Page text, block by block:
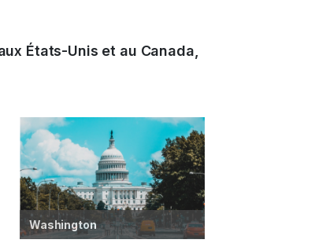
États-Unis et au Canada,
Washington